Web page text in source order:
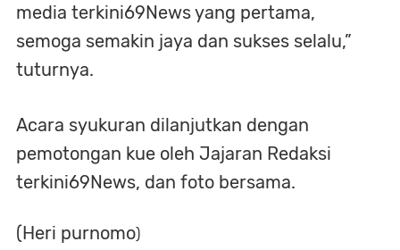
media terkini69News yang pertama,
semoga semakin jaya dan sukses selalu,”
tuturnya.
Acara syukuran dilanjutkan dengan
pemotongan kue oleh Jajaran Redaksi
terkini69News, dan foto bersama.
(Heri purnomo)